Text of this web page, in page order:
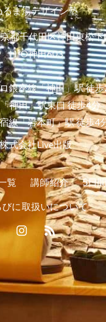
るま湯デザイン塾
都千代田区神田東松
H¹O神田603
銀座線「神田」駅 徒
神田」駅東口 徒歩4分
線「岩本町」駅 徒歩4
株式会社Live出版
覧 講師紹介 5日
に取扱いについて
I
n
t
g
r
a
R
s
s